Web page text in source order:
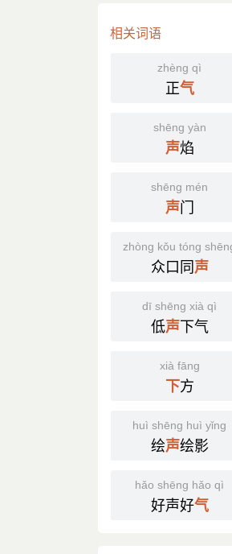
著脸，低声下
《红楼梦·第
不亢不卑 趾高
shēng
声 下
相关词语
zhèng qì
正气
shēng yàn
声焰
shēng mén
声门
zhòng kǒu tóng
众口同声
dī shēng xià qì
低声下气
xià fāng
下方
huì shēng huì yǐng
绘声绘影
hǎo shēng hǎo qì
好声好气